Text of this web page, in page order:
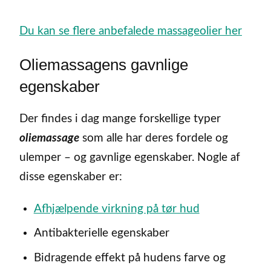
Du kan se flere anbefalede massageolier her
Oliemassagens gavnlige
egenskaber
Der findes i dag mange forskellige typer
oliemassage som alle har deres fordele og
ulemper – og gavnlige egenskaber. Nogle af
disse egenskaber er:
Afhjælpende virkning på tør hud
Antibakterielle egenskaber
Bidragende effekt på hudens farve og